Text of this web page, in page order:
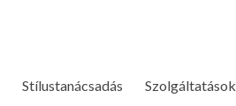
Stílustanácsadás Szolgáltatások